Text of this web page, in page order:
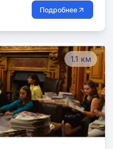
Подробнее
1.1 км